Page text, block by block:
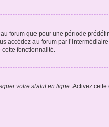
forum que pour une période
au forum par
cette fonctionnalité.
votre statut en ligne. Activez